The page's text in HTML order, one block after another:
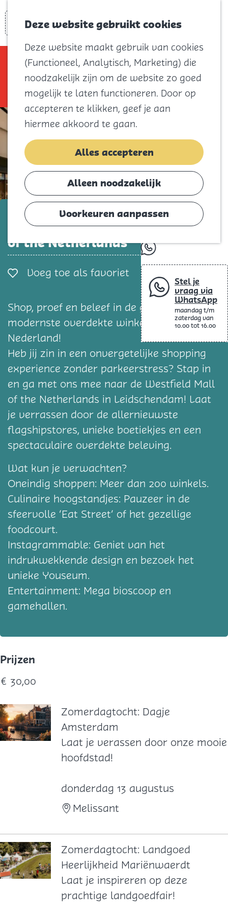
Deze website gebruikt cookies
Deze website maakt gebruik van cookies
(Functioneel, Analytisch, Marketing) die
noodzakelijk zijn om de website zo goed
mogelijk te laten functioneren. Door op
accepteren te klikken, geef je aan
hiermee akkoord te gaan.
Alles accepteren
Alleen noodzakelijk
Voorkeuren aanpassen
Menu
Zoeken
Naar het
Natuur
Cultuur en
vermaak
Winkelen
Koningsdag
Blijf
Slapen
Agenda
whatsapp
Stel je
vraag via
WhatsApp
maandag t/m
zaterdag van
10.00 tot 16.00
Sorry, deze activiteit is niet meer
beschikbaar. Bekijk hetactuele aanbod
voor de beschikbare opties.
t/m 5 augustus
Zomerdagtocht: Westfield Mall
of the Netherlands
Voeg toe als favoriet Voeg toe als
Shop, proef en beleef in de grootste en
modernste overdekte winkelcentrum van
Nederland!
Heb jij zin in een onvergetelijke shopping
experience zonder parkeerstress? Stap in
en ga met ons mee naar de Westfield Mall
of the Netherlands in Leidschendam! Laat
je verrassen door de allernieuwste
flagshipstores, unieke boetiekjes en een
spectaculaire overdekte beleving.
Wat kun je verwachten?
Oneindig shoppen: Meer dan 200 winkels.
Culinaire hoogstandjes: Pauzeer in de
sfeervolle ‘Eat Street’ of het gezellige
foodcourt.
Instagrammable: Geniet van het
indrukwekkende design en bezoek het
unieke Youseum.
Entertainment: Mega bioscoop en
gamehallen.
Prijzen
€ 30,00
Zomerdagtocht: Dagje
Amsterdam
Z
o
e
r
a
g
t
o
c
Laat je verassen door onze mooie
hoofdstad!
donderdag 13 augustus
Melissant
Zomerdagtocht: Landgoed
Heerlijkheid Mariënwaerdt
Z
o
Laat je inspireren op deze
prachtige landgoedfair!